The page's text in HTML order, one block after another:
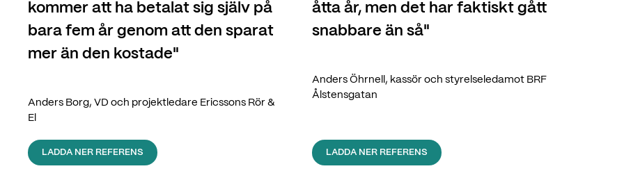
kommer att ha betalat sig själv på
bara fem år genom att den sparat
mer än den kostade"
Anders Borg, VD och projektledare Ericssons Rör &
El
åtta år, men det har faktiskt gått
snabbare än så"
Anders Öhrnell, kassör och styrelseledamot BRF
Ålstensgatan
LADDA NER REFERENS LADDA NER REFERENS